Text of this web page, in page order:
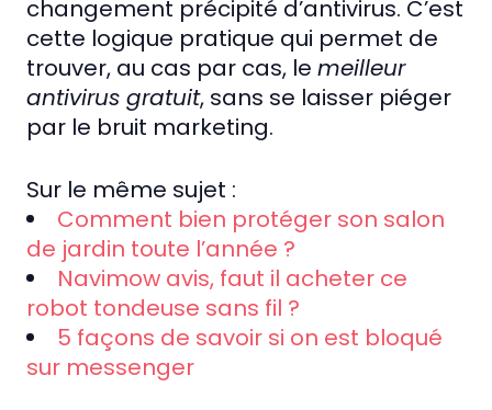
changement précipité d’antivirus. C’est
cette logique pratique qui permet de
trouver, au cas par cas, le meilleur
antivirus gratuit, sans se laisser piéger
par le bruit marketing.
Sur le même sujet :
Comment bien protéger son salon
de jardin toute l’année ?
Navimow avis, faut il acheter ce
robot tondeuse sans fil ?
5 façons de savoir si on est bloqué
sur messenger